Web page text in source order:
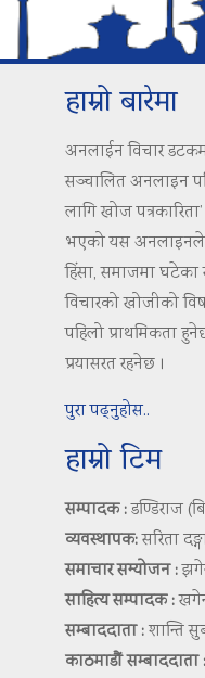
हाम्रो बारेमा
अनलाईन विचार डटकम
सञ्चालित अनलाइन
लागि खोज
भएको यस अनलाइनले
हिंसा, समाजमा
विचारको खोजीको
पहिलो प्राथमिकता
प्रयासरत रहनेछ ।
पुरा पढ्नुहोस..
हाम्रो टिम
सम्पादक :डण्डिराज
व्यवस्थापक:सरिता
समाचार सम्योजन :
साहित्य सम्पादक :
सम्बाददाता :शान्ति
काठमाडौं सम्बाददाता :